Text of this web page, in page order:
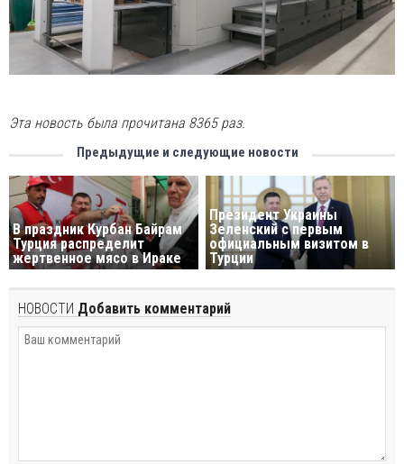
Эта новость была прочитана 8365 раз.
Предыдущие и следующие новости
В праздник Курбан Байрам
Турция распределит
жертвенное мясо в Ираке
Президент Украины
Зеленский с первым
официальным визитом в
Турции
НОВОСТИ Добавить комментарий